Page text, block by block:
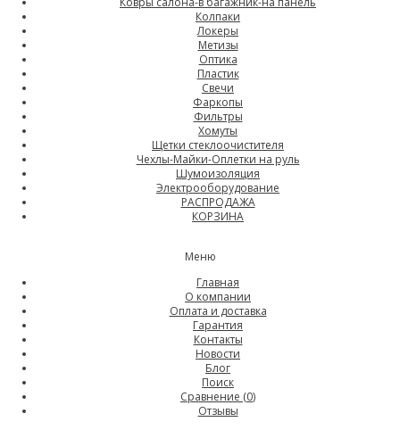
Колпаки
Локеры
Метизы
Оптика
Пластик
Свечи
Фаркопы
Фильтры
Хомуты
Щетки стеклоочистителя
Чехлы-Майки-Оплетки на руль
Шумоизоляция
Электрооборудование
РАСПРОДАЖА
КОРЗИНА
Меню
Главная
О компании
Оплата и доставка
Гарантия
Контакты
Новости
Блог
Поиск
Сравнение (0)
Отзывы